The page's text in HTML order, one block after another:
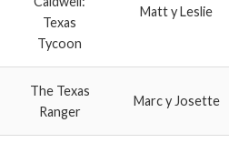
Texas
Tycoon
Matt y Leslie
The Texas
Ranger
Marc y Josette